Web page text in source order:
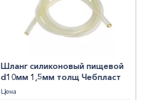
3000 4
1
Шланг силиконовый пищевой
d10мм 1,5мм толщ Чебпласт
Цена